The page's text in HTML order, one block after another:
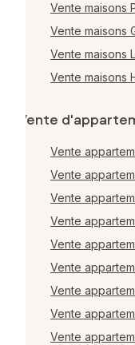
Vente maisons
Vente maisons
Vente maisons
Vente maisons
Vente
Vente
Vente
Vente
Vente
Vente
Vente
Vente
Vente
Vente